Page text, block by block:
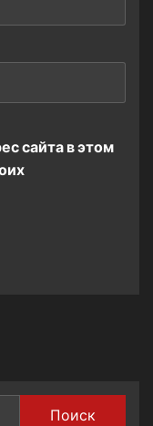
сайта в этом
Поиск